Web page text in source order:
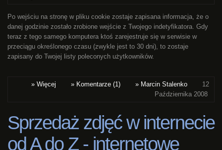
Po wejściu na stronę w pliku cookie zostaje zapisana informacja, że o
danej godzinie zostało zrobione wejście z Twojego indetyfikatora. Gdy
teraz z tego samego komputera ktoś zarejestruje się w serwisie w
przeciągu określonego czasu (zwykle jest to 30 dni), to zostaje
zapisany do Twojej listy poleconych użytkowników.
» Więcej » Komentarze (1) » Marcin Stalenko
12
Października 2008
Sprzedaż zdjęć w internecie
od A do Z - internetowe